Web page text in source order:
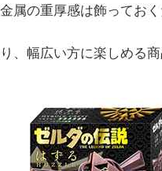
属の重厚感は飾ってお
、幅広い方に楽しめる商